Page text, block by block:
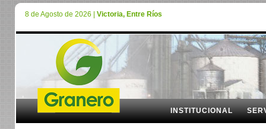
8 de Agosto de 2026 | Victoria, Entre Ríos
INSTITUCIONAL